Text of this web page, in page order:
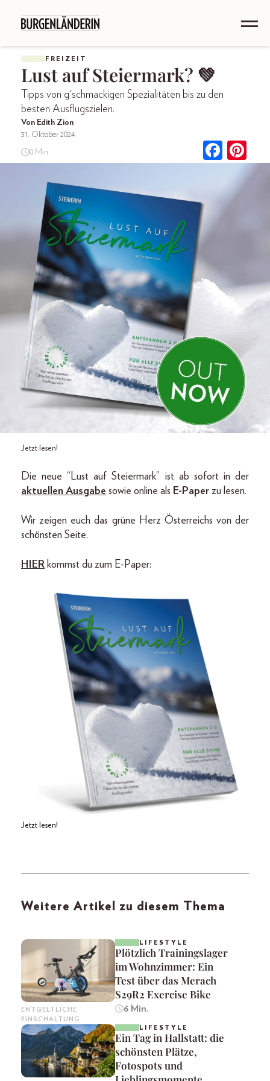
FREIZEIT
Lust auf Steiermark? 💚
Tipps von g'schmackigen Spezialitäten bis zu den
besten Ausflugszielen.
Von Edith Zion
31. Oktober 2024
0 Min.
Jetzt lesen!
Die neue “Lust auf Steiermark” ist ab sofort in der
aktuellen Ausgabe sowie online als E-Paper zu lesen.
Wir zeigen euch das grüne Herz Österreichs von der
schönsten Seite.
HIER kommst du zum E-Paper:
Jetzt lesen!
Weitere Artikel zu diesem Thema
ENTGELTLICHE
EINSCHALTUNG
LIFESTYLE
Plötzlich Trainingslager
im Wohnzimmer: Ein
Test über das Merach
S29R2 Exercise Bike
6 Min.
LIFESTYLE
Ein Tag in Hallstatt: die
schönsten Plätze,
Fotospots und